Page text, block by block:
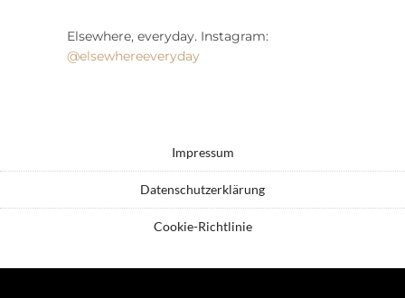
Elsewhere, everyday. Instagram:
@elsewhereeveryday
Impressum
Datenschutzerklärung
Cookie-Richtlinie